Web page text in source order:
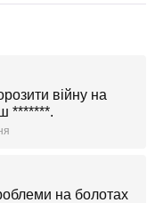
війну на
*******.
на болотах